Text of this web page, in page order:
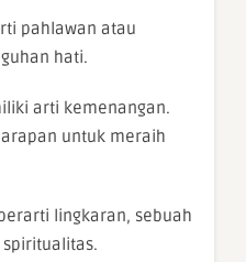
pahlawan atau
hati.
arti kemenangan.
untuk meraih
lingkaran, sebuah